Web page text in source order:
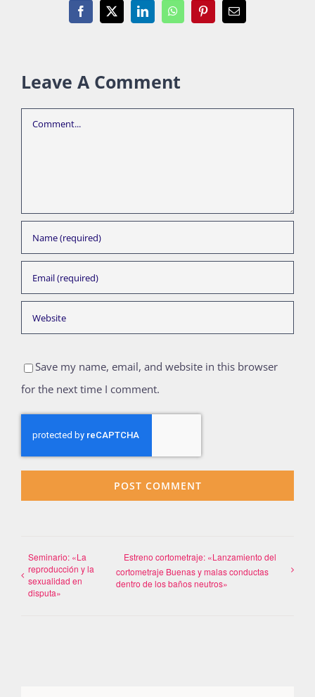
Facebook
X LinkedInWhatsAppPinterestEmail
Leave A Comment
Comment
Save my name, email, and website in this browser
for the next time I comment.
Seminario: «La
reproducción y la
sexualidad en
disputa»
Estreno cortometraje: «Lanzamiento del
cortometraje Buenas y malas conductas
dentro de los baños neutros»